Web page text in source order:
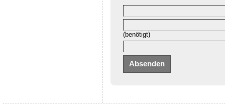
(benötigt)